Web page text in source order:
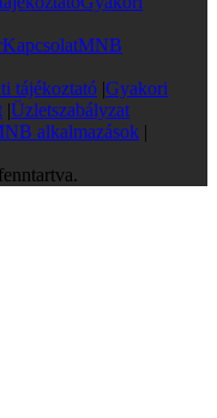
KapcsolatMNB
tájékoztató |Gyakori
|Üzletszabályzat
alkalmazások |